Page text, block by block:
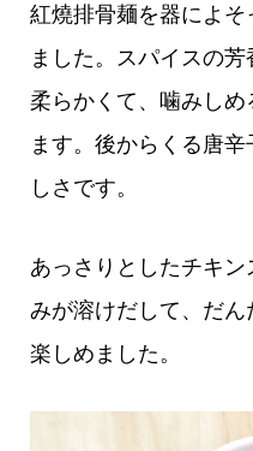
紅燒排骨麺を器によそ
ました。スパイスの
柔らかくて、噛みしめ
ます。後からくる唐
しさです。
あっさりとしたチキ
みが溶けだして、だ
楽しめました。